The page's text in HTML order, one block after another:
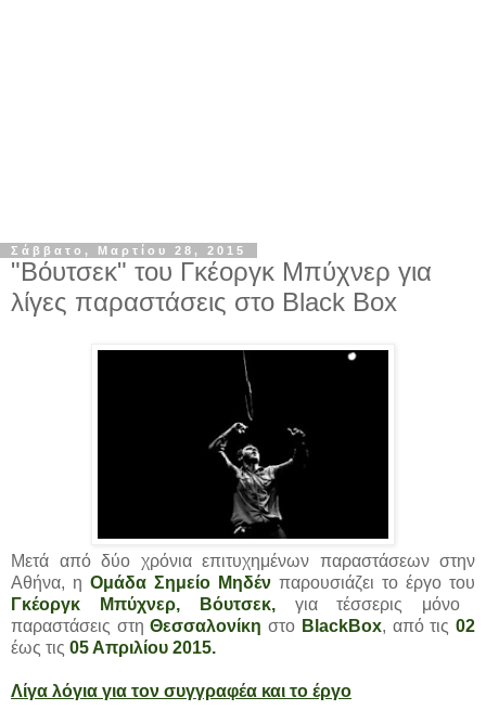
Σάββατο, Μαρτίου 28, 2015
"Βόυτσεκ" του Γκέοργκ Μπύχνερ για
λίγες παραστάσεις στο Black Box
Μετά από δύο χρόνια επιτυχημένων παραστάσεων στην
Αθήνα, η Ομάδα Σημείο Μηδέν παρουσιάζει το έργο του
Γκέοργκ Μπύχνερ, Βόυτσεκ,για τέσσερις μόνο
παραστάσεις στη Θεσσαλονίκη στο BlackBox, από τις 02
έως τις 05 Απριλίου 2015.
Λίγα λόγια για τον συγγραφέα και το έργο